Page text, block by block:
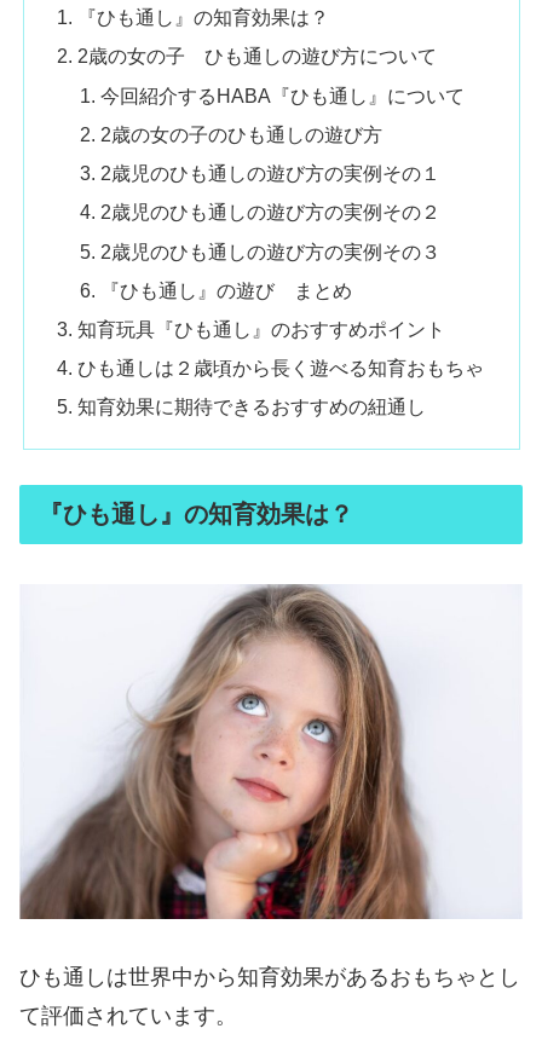
『ひも通し』の知育効果は？
2歳の女の子 ひも通しの遊び方について
今回紹介するHABA『ひも通し』について
2歳の女の子のひも通しの遊び方
2歳児のひも通しの遊び方の実例その１
2歳児のひも通しの遊び方の実例その２
2歳児のひも通しの遊び方の実例その３
『ひも通し』の遊び まとめ
知育玩具『ひも通し』のおすすめポイント
ひも通しは２歳頃から長く遊べる知育おもちゃ
知育効果に期待できるおすすめの紐通し
『ひも通し』の知育効果は？
ひも通しは世界中から知育効果があるおもちゃとし
て評価されています。